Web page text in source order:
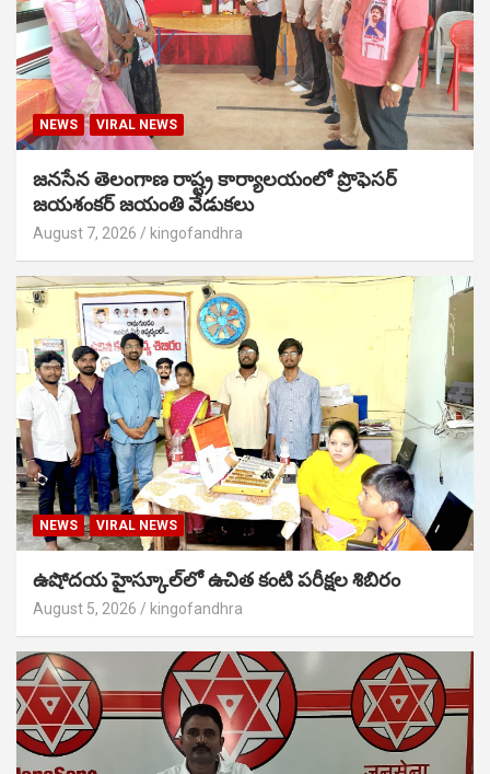
NEWS VIRAL NEWS
జనసేన తెలంగాణ రాష్ట్ర కార్యాలయంలో ప్రొఫెసర్
జయశంకర్ జయంతి వేడుకలు
August 7, 2026 kingofandhra
NEWS VIRAL NEWS
ఉషోదయ హైస్కూల్‌లో ఉచిత కంటి పరీక్షల శిబిరం
August 5, 2026 kingofandhra